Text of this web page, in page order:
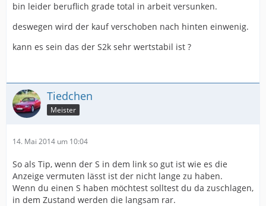
bin leider beruflich grade total in arbeit versunken.
deswegen wird der kauf verschoben nach hinten einwenig.
kann es sein das der S2k sehr wertstabil ist ?
Tiedchen
Meister
14. Mai 2014 um 10:04
So als Tip, wenn der S in dem link so gut ist wie es die
Anzeige vermuten lässt ist der nicht lange zu haben.
Wenn du einen S haben möchtest solltest du da zuschlagen,
in dem Zustand werden die langsam rar.